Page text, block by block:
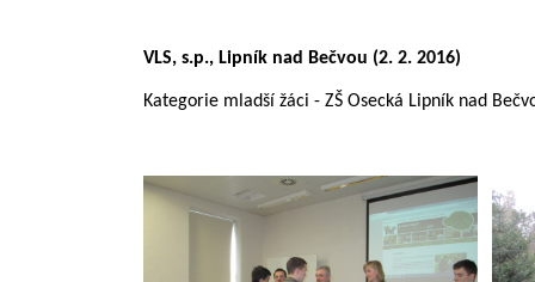
VLS, s.p., Lipník nad Bečvou (2. 2. 2016)
Kategorie mladší žáci - ZŠ Osecká Lipník nad